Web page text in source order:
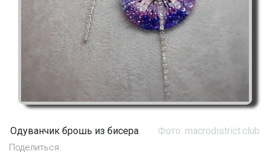
Одуванчик брошь из бисера Фото: macrodistrict.club
Поделиться: